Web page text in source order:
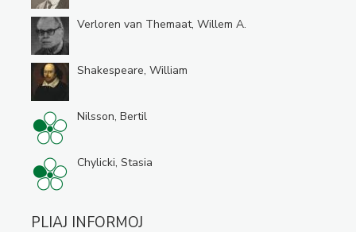
Verloren van Themaat, Willem A.
Shakespeare, William
Nilsson, Bertil
Chylicki, Stasia
PLIAJ INFORMOJ